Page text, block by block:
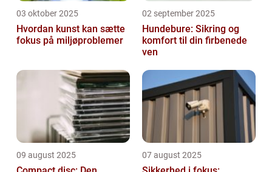
03 oktober 2025
Hvordan kunst kan sætte
fokus på miljøproblemer
02 september 2025
Hundebure: Sikring og
komfort til din firbenede
ven
09 august 2025 07 august 2025